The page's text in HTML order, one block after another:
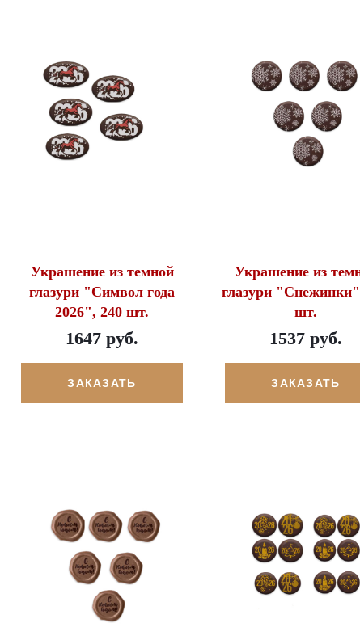
Украшение из темной
глазури "Символ года
2026", 240 шт.
1647 руб.
ЗАКАЗАТЬ
Украшение из
глазури
шт.
1537 руб.
ЗАКАЗАТЬ